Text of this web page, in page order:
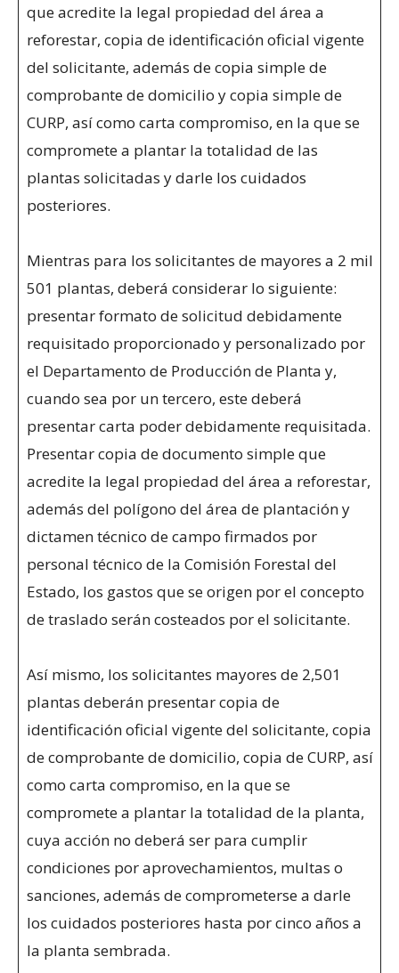
que acredite la legal propiedad del área a
reforestar, copia de identificación oficial vigente
del solicitante, además de copia simple de
comprobante de domicilio y copia simple de
CURP, así como carta compromiso, en la que se
compromete a plantar la totalidad de las
plantas solicitadas y darle los cuidados
posteriores.
Mientras para los solicitantes de mayores a 2 mil
501 plantas, deberá considerar lo siguiente:
presentar formato de solicitud debidamente
requisitado proporcionado y personalizado por
el Departamento de Producción de Planta y,
cuando sea por un tercero, este deberá
presentar carta poder debidamente requisitada.
Presentar copia de documento simple que
acredite la legal propiedad del área a reforestar,
además del polígono del área de plantación y
dictamen técnico de campo firmados por
personal técnico de la Comisión Forestal del
Estado, los gastos que se origen por el concepto
de traslado serán costeados por el solicitante.
Así mismo, los solicitantes mayores de 2,501
plantas deberán presentar copia de
identificación oficial vigente del solicitante, copia
de comprobante de domicilio, copia de CURP, así
como carta compromiso, en la que se
compromete a plantar la totalidad de la planta,
cuya acción no deberá ser para cumplir
condiciones por aprovechamientos, multas o
sanciones, además de comprometerse a darle
los cuidados posteriores hasta por cinco años a
la planta sembrada.